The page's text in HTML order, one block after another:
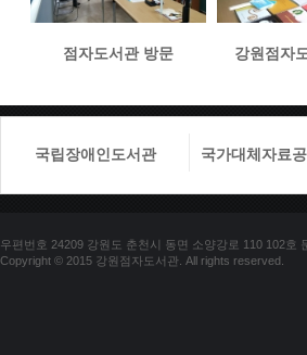
점자도서관 방문 강원점자
국립장애인도서관 국가대체자료
우편번호 24209 강원도 춘천시 동면 소양강로 110 102호
Copyright © 2015 강원점자도서관. All rights reserved.